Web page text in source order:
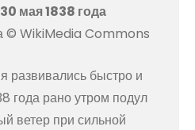
мая 1838 года
© WikiMedia Commons
развивались быстро и
года рано утром подул
ветер при сильной